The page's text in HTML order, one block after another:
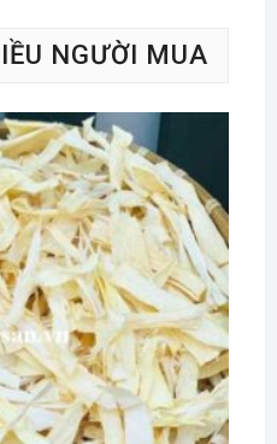
NGƯỜI MUA